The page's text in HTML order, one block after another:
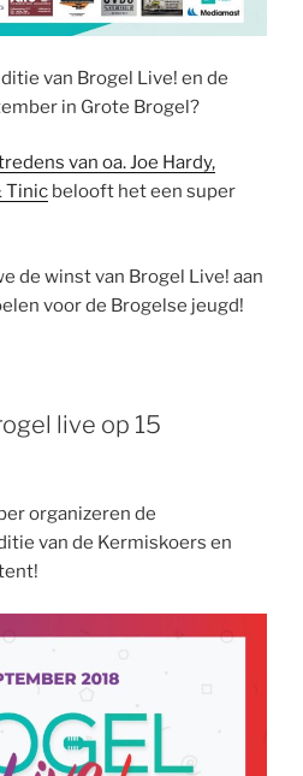
van Brogel Live! en de
in Grote Brogel?
van oa. Joe Hardy,
Tinic belooft het een super
de winst van Brogel Live! aan
voor de Brogelse jeugd!
live op 15
organizeren de
van de Kermiskoers en